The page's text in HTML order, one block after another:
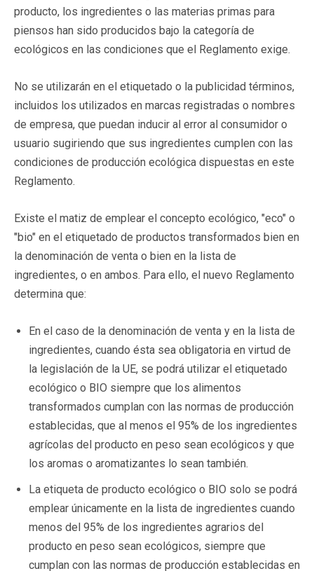
producto, los ingredientes o las materias primas para
piensos han sido producidos bajo la categoría de
ecológicos en las condiciones que el Reglamento exige.
No se utilizarán en el etiquetado o la publicidad términos,
incluidos los utilizados en marcas registradas o nombres
de empresa, que puedan inducir al error al consumidor o
usuario sugiriendo que sus ingredientes cumplen con las
condiciones de producción ecológica dispuestas en este
Reglamento.
Existe el matiz de emplear el concepto ecológico, "eco" o
"bio" en el etiquetado de productos transformados bien en
la denominación de venta o bien en la lista de
ingredientes, o en ambos. Para ello, el nuevo Reglamento
determina que:
En el caso de la denominación de venta y en la lista de
ingredientes, cuando ésta sea obligatoria en virtud de
la legislación de la UE, se podrá utilizar el etiquetado
ecológico o BIO siempre que los alimentos
transformados cumplan con las normas de producción
establecidas, que al menos el 95% de los ingredientes
agrícolas del producto en peso sean ecológicos y que
los aromas o aromatizantes lo sean también.
La etiqueta de producto ecológico o BIO solo se podrá
emplear únicamente en la lista de ingredientes cuando
menos del 95% de los ingredientes agrarios del
producto en peso sean ecológicos, siempre que
cumplan con las normas de producción establecidas en